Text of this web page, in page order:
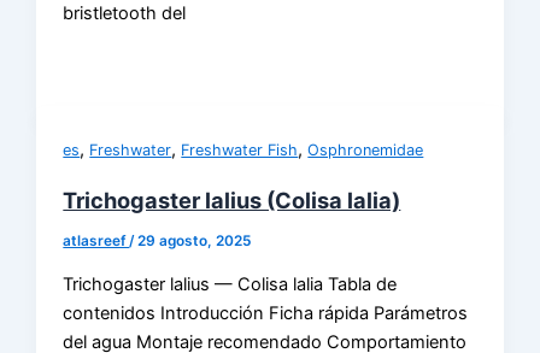
bristletooth del
es, Freshwater, Freshwater Fish,Osphronemidae
Trichogaster lalius (Colisa lalia)
atlasreef/29 agosto, 2025
Trichogaster lalius — Colisa lalia Tabla de
contenidos Introducción Ficha rápida Parámetros
del agua Montaje recomendado Comportamiento